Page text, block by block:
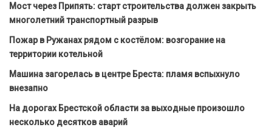
Мост через Припять: старт строительства должен закрыть
многолетний транспортный разрыв
Пожар в Ружанах рядом с костёлом: возгорание на
территории котельной
Машина загорелась в центре Бреста: пламя вспыхнуло
внезапно
На дорогах Брестской области за выходные произошло
несколько десятков аварий